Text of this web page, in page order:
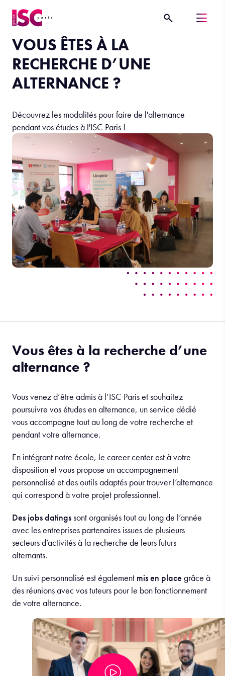
VOUS ÊTES À LA
RECHERCHE D’UNE
ALTERNANCE ?
Découvrez les modalités pour faire de l'alternance
pendant vos études à l'ISC Paris !
Vous êtes à la recherche d’une
alternance ?
Vous venez d’être admis à l’ISC Paris et souhaitez
poursuivre vos études en alternance, un service dédié
vous accompagne tout au long de votre recherche et
pendant votre alternance.
En intégrant notre école, le career center est à votre
disposition et vous propose un accompagnement
personnalisé et des outils adaptés pour trouver l’alternance
qui correspond à votre projet professionnel.
Des jobs datingssont organisés tout au long de l’année
avec les entreprises partenaires issues de plusieurs
secteurs d’activités à la recherche de leurs futurs
alternants.
Un suivi personnalisé est également mis en place grâce à
des réunions avec vos tuteurs pour le bon fonctionnement
de votre alternance.